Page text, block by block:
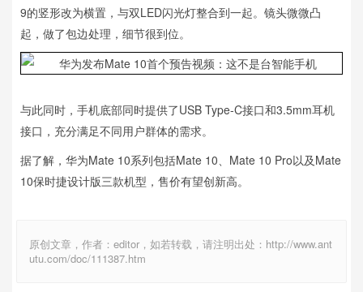
9的竖形改为横置，与双LED闪光灯整合到一起。镜头微微凸
起，做了包边处理，细节很到位。
与此同时，手机底部同时提供了USB Type-C接口和3.5mm耳机
接口，充分满足不同用户群体的需求。
据了解，华为Mate 10系列包括Mate 10、Mate 10 Pro以及Mate
10保时捷设计版三款机型，售价有望创新高。
原创文章，作者：editor，如若转载，请注明出处：http://www.ant
utu.com/doc/111387.htm